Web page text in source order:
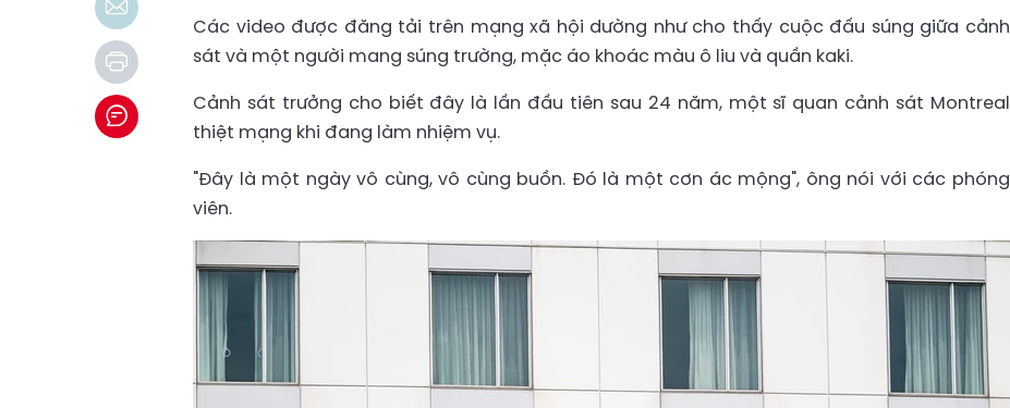
Các video được đăng tải trên mạng xã hội dường như cho thấy cuộc đấu súng giữa cảnh
sát và một người mang súng trường, mặc áo khoác màu ô liu và quần kaki.
Cảnh sát trưởng cho biết đây là lần đầu tiên sau 24 năm, một sĩ quan cảnh sát Montreal
thiệt mạng khi đang làm nhiệm vụ.
"Đây là một ngày vô cùng, vô cùng buồn. Đó là một cơn ác mộng", ông nói với các phóng
viên.